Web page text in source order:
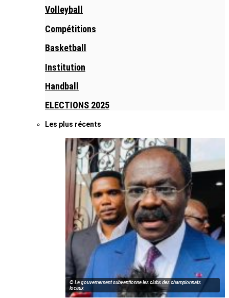
Volleyball
Compétitions
Basketball
Institution
Handball
ELECTIONS 2025
Les plus récents
© Le gouvernement subventionne les clubs des championnats
locaux